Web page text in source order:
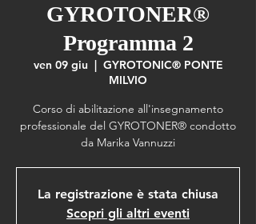
GYROTONER®
Programma 2
ven 09 giu
  |
GYROTONIC® PONTE
MILVIO
Corso di abilitazione all'insegnamento
professionale del GYROTONER® condotto
da Marika Vannuzzi
La registrazione è stata chiusa
Scopri gli altri eventi